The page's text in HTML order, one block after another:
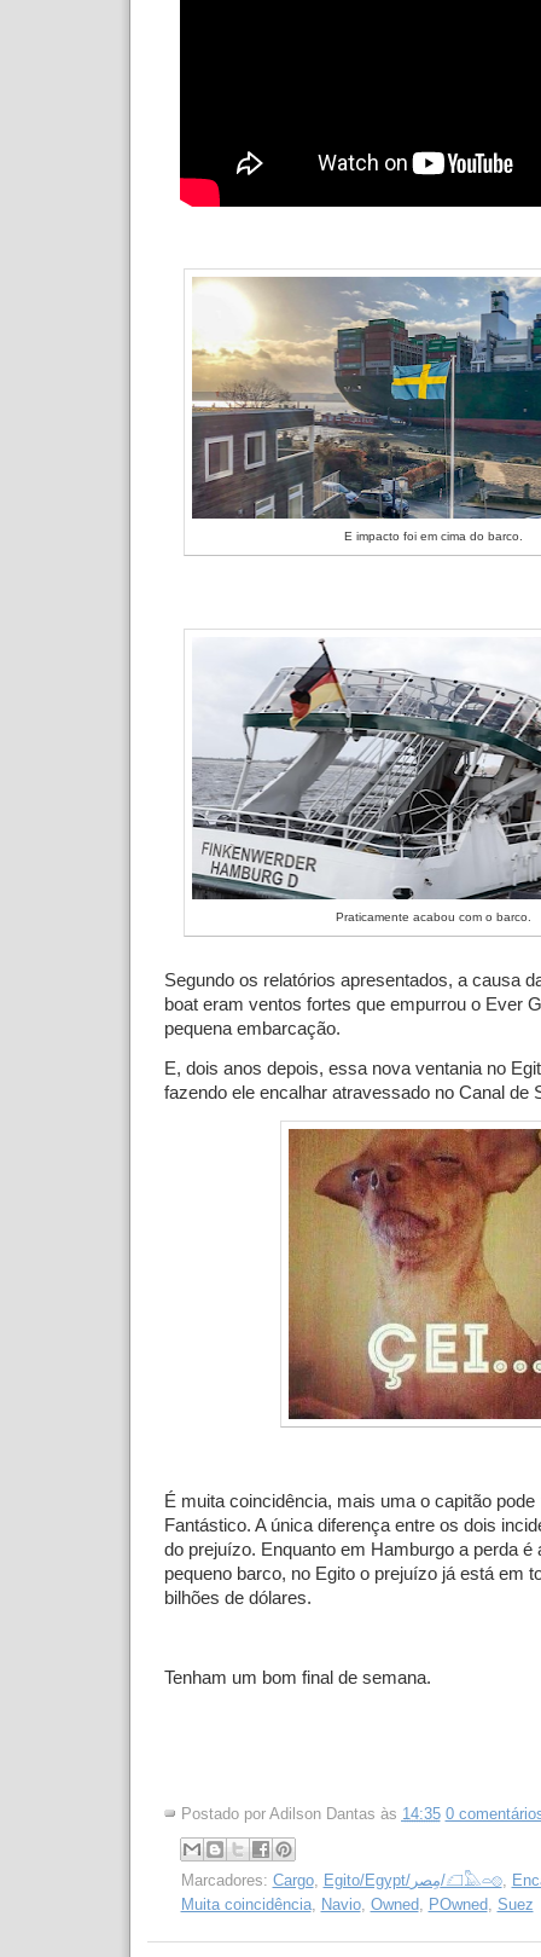
E impacto foi em cima do barco.
Praticamente acabou com o barco.
Segundo os relatórios apresentados, a causa
boat eram ventos fortes que empurrou o Ever
pequena embarcação.
E, dois anos depois, essa nova ventania no
fazendo ele encalhar atravessado no Canal de
É muita coincidência, mais uma o capitão
Fantástico. A única diferença entre os dois
do prejuízo. Enquanto em Hamburgo a perda é
pequeno barco, no Egito o prejuízo já está em
bilhões de dólares.
Tenham um bom final de semana.
Postado por Adilson Dantas às 14:35 0
Marcadores: Cargo, Egito/Egypt/مِصر‎/𓆎𓅓𓏏𓊖,
Muita coincidência, Navio, Owned, POwned, Suez